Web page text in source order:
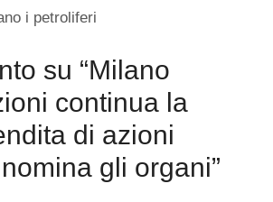
i petroliferi
su “Milano
continua la
di azioni
gli organi”